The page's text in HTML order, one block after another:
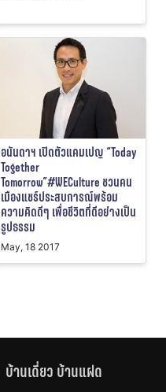
อนันดาฯ เปิดตัวแคมเปญ “Today
Together
Tomorrow”#WECulture ชวนคน
เมืองแชร์ประสบการณ์พร้อม
ความคิดดีๆ เพื่อชีวิตที่ดีอย่างเป็น
รูปธรรม
May, 18 2017
บ้านเดี่ยว บ้านแฝด